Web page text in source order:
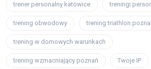
trener personalny katowice treningi
trening obwodowy trening triathlon
trening w domowych warunkach
trening wzmacniający poznań Twoje IP